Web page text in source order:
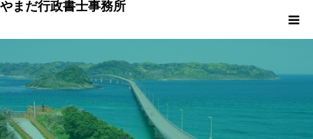
やまだ行政書士事務所
トップページ
事務所について